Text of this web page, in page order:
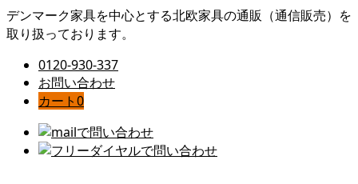
デンマーク家具を中心とする北欧家具の通販（通信販売）を
取り扱っております。
0120-930-337
お問い合わせ
カート0